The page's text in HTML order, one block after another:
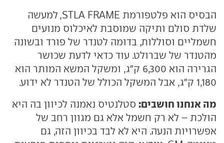
הבסיס הוא פלטפורמת STLA FRAME, למעשה
שלדת סולם ותיקה שמוסבת לאיכלוס מנועים
חשמליים וסוללות, בדומה לטנדר של פורד ובשונה
מהטנדר של שברולט. עוד כדאי לדעת שכושר
הגרירה הוא 6,300 ק"ג, ומשקל המשא המותר הוא
1,180 ק"ג, אבל המשקל הכולל של הטנדר לא ידוע.
מה אנחנו חושבים: סטלנטיס נאמנה לכיוון בה היא
הולכת – לא רק חשמל אלא גם מגוון רחב של
אפשרויות הנעה. היא לא לבד בכיוון הזה, גם